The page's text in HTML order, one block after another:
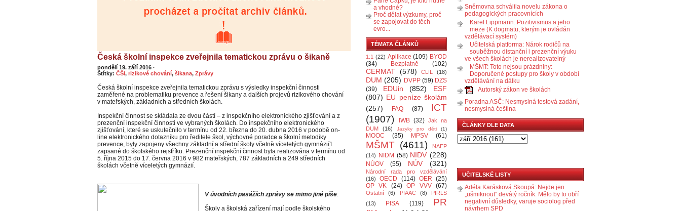
Česká školní inspekce zveřejnila tematickou zprávu o šikaně
pondělí 19. září 2016 ·
Štítky: ČŠI, rizikové chování, šikana, Zprávy
Česká školní inspekce zveřejnila tematickou zprávu s výsledky inspekční činnosti
zaměřené na problematiku prevence a řešení šikany a dalších projevů rizikového chování
v mateřských, základních a středních školách.
Inspekční činnost se skládala ze dvou částí – z inspekčního elektronického zjišťování a z
prezenční inspekční činnosti ve vybraných školách. Do inspekčního elektronického
zjišťování, které se uskutečnilo v termínu od 22. března do 20. dubna 2016 v podobě on-
line elektronického dotazníku pro ředitele škol, výchovné poradce a školní metodiky
prevence, byly zapojeny všechny základní a střední školy včetně víceletých gymnázií1
zapsané do školského rejstříku. Prezenční inspekční činnost byla realizována v termínu od
5. října 2015 do 17. června 2016 v 982 mateřských, 787 základních a 249 středních
školách včetně víceletých gymnázií.
V úvodních pasážích zprávy se mimo jiné píše:
Školy a školská zařízení mají podle školského
a vhodné?
Proč dělat výzkumy, proč
se zapojovat do těch
evro...
TÉMATA ČLÁNKŮ
1:1 (22) Aplikace (109) BYOD
(34)
Bezplatně (102)
CERMAT (578) CLIL (18)
DUM (205) DVPP (59) DZS
(39)
EDUin (852)
ESF
(807) EU peníze školám
(257)
FAQ (87)
ICT
(1907)
IWB (32) Jak na
DUM
(16) Jazyky pro děti (1)
MOOC (35) MPSV (61)
MŠMT (4611)
NAEP
(14)
NIDM (58) NIDV (228)
NÚOV (55) NÚV (321)
Národní rada pro vzdělávání
(16)
OECD (114) OER (25)
OP VK
(24) OP VVV (67)
Ostatní (6) PIAAC (8)
PIRLS
(13)
PISA (119)
PR
Sněmovna schválila novelu zákona o
pedagogických pracovnících
Karel Lippmann: Pozitivismus a jeho
meze (K dogmatu, kterým je ovládán
vzdělávací systém)
Učitelská platforma: Nárok rodičů na
souběžnou distanční i prezenční výuku
ve všech školách je nerealizovatelný
MŠMT: Toto nejsou prázdniny:
Doporučené postupy pro školy v období
vzdělávání na dálku
Autorský zákon ve školách
Poradna ASČ: Nesmyslná testová zadání,
nesmyslná čeština
ČLÁNKY DLE DATA
UČITELSKÉ LISTY
Adéla Karásková Skoupá: Nejde jen
„ušmiknout“ devátý ročník. Mělo by to obří
negativní důsledky, varuje sociolog před
návrhem SPD